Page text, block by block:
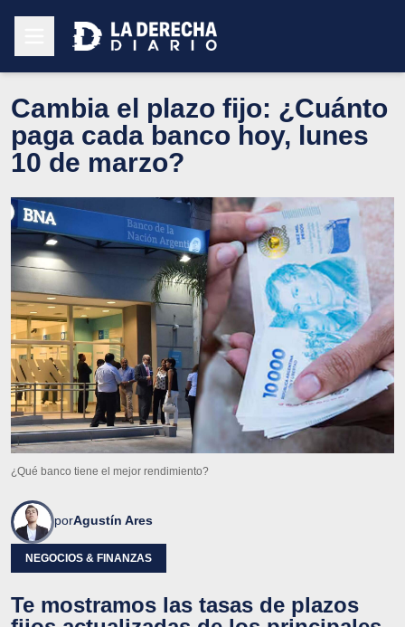
Cambia el plazo fijo: ¿Cuánto
paga cada banco hoy, lunes
10 de marzo?
¿Qué banco tiene el mejor rendimiento?
porAgustín Ares
NEGOCIOS & FINANZAS
Te mostramos las tasas de plazos